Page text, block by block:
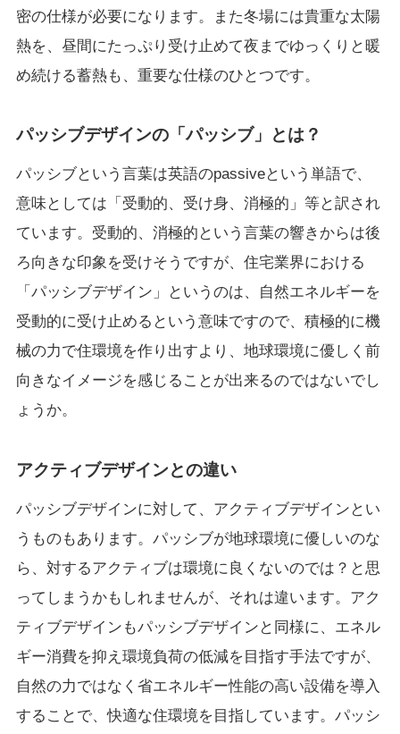
密の仕様が必要になります。また冬場には貴重な太陽
熱を、昼間にたっぷり受け止めて夜までゆっくりと暖
め続ける蓄熱も、重要な仕様のひとつです。
パッシブデザインの「パッシブ」とは？
パッシブという言葉は英語のpassiveという単語で、
意味としては「受動的、受け身、消極的」等と訳され
ています。受動的、消極的という言葉の響きからは後
ろ向きな印象を受けそうですが、住宅業界における
「パッシブデザイン」というのは、自然エネルギーを
受動的に受け止めるという意味ですので、積極的に機
械の力で住環境を作り出すより、地球環境に優しく前
向きなイメージを感じることが出来るのではないでし
ょうか。
アクティブデザインとの違い
パッシブデザインに対して、アクティブデザインとい
うものもあります。パッシブが地球環境に優しいのな
ら、対するアクティブは環境に良くないのでは？と思
ってしまうかもしれませんが、それは違います。アク
ティブデザインもパッシブデザインと同様に、エネル
ギー消費を抑え環境負荷の低減を目指す手法ですが、
自然の力ではなく省エネルギー性能の高い設備を導入
することで、快適な住環境を目指しています。パッシ